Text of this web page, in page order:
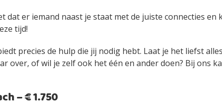
dat er iemand naast je staat met de juiste connecties en
tijd!
precies de hulp die jij nodig hebt. Laat je het liefst
over, of wil je zelf ook het één en ander doen? Bij ons
– € 1.750